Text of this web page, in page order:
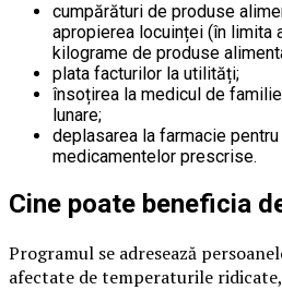
cumpărături de produse
apropierea locuinței (în limita
kilograme de produse
plata facturilor la utilități;
însoțirea la medicul de
lunare;
deplasarea la farmacie
medicamentelor prescrise.
Cine poate beneficia
Programul se adresează
afectate de temperaturile